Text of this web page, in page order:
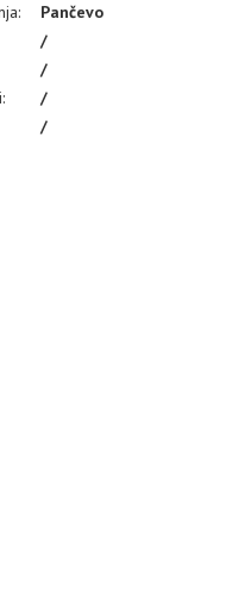
Pančevo
/
/
/
/